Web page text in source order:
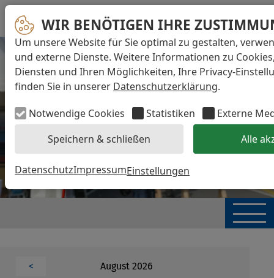
WIR BENÖTIGEN IHRE
Um unsere Website für Sie optimal zu gestalten,
und externe Dienste. Weitere Informationen zu
Diensten und Ihren Möglichkeiten, Ihre Privacy-
finden Sie in unserer Datenschutzerklärung.
Notwendige Cookies
Statistiken
Externe
Speichern & schließen
Alle
DatenschutzImpressumEinstellungen
< August 2026